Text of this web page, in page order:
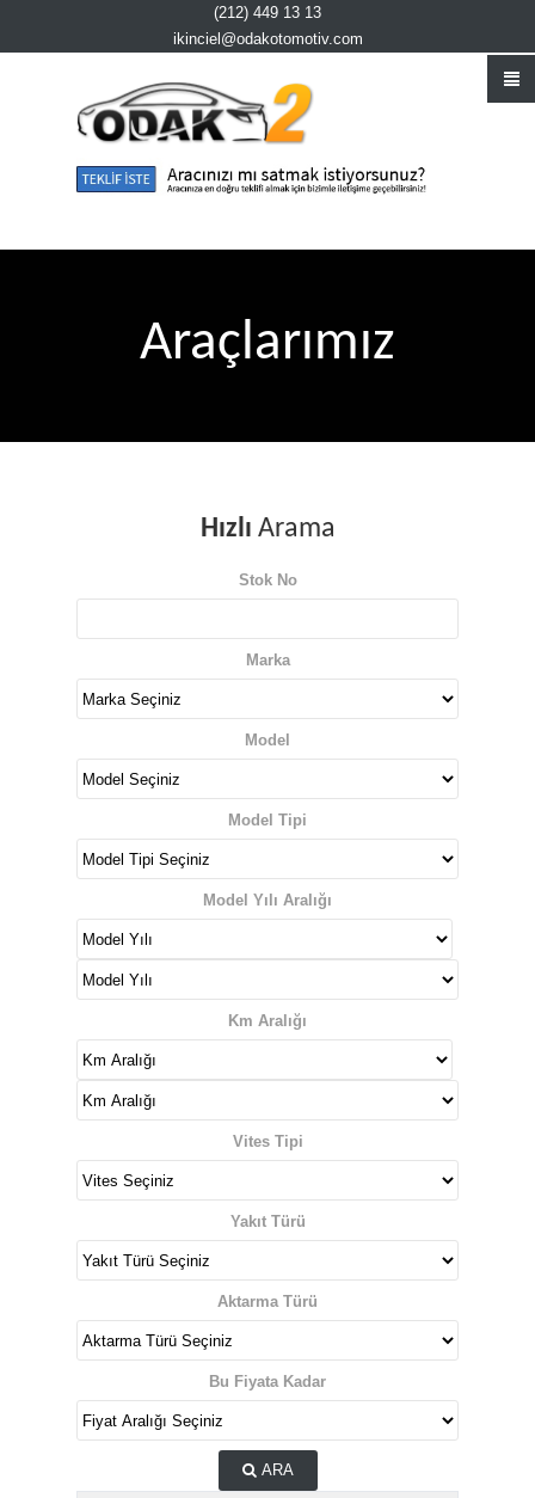
(212) 449 13 13
ikinciel@odakotomotiv.com
Araçlarımız
Hızlı Arama
Stok No
Marka
Model
Model Tipi
Model Yılı Aralığı
Km Aralığı
Vites Tipi
Yakıt Türü
Aktarma Türü
Bu Fiyata Kadar
ARA